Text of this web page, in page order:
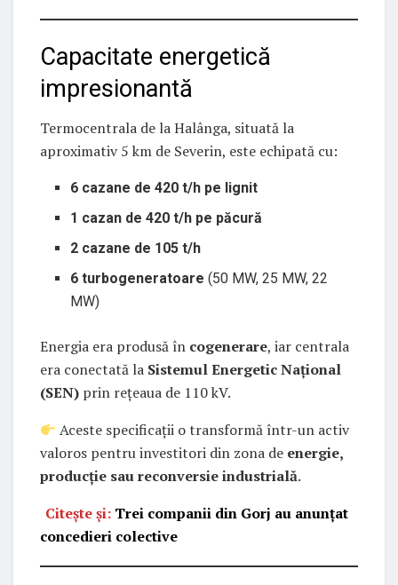
Capacitate energetică
impresionantă
Termocentrala de la Halânga, situată la
aproximativ 5 km de Severin, este echipată cu:
6 cazane de 420 t/h pe lignit
1 cazan de 420 t/h pe păcură
2 cazane de 105 t/h
6 turbogeneratoare (50 MW, 25 MW, 22
MW)
Energia era produsă în cogenerare, iar centrala
era conectată la Sistemul Energetic Național
(SEN) prin rețeaua de 110 kV.
Aceste specificații o transformă într-un activ
valoros pentru investitori din zona de energie,
producție sau reconversie industrială.
Citește și: Trei companii din Gorj au anunțat
concedieri colective